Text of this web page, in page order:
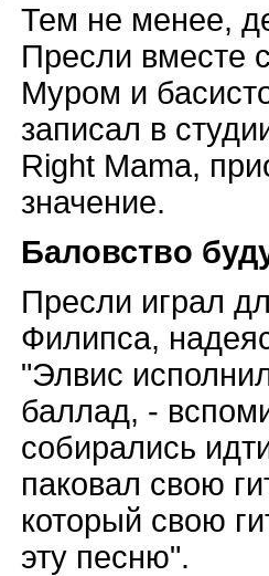
Тем не менее,
Пресли вместе
Муром и
записал в
Right Mama,
значение.
Баловство
Пресли играл
Филипса,
"Элвис
баллад, -
собирались
паковал свою
который свою
эту песню".